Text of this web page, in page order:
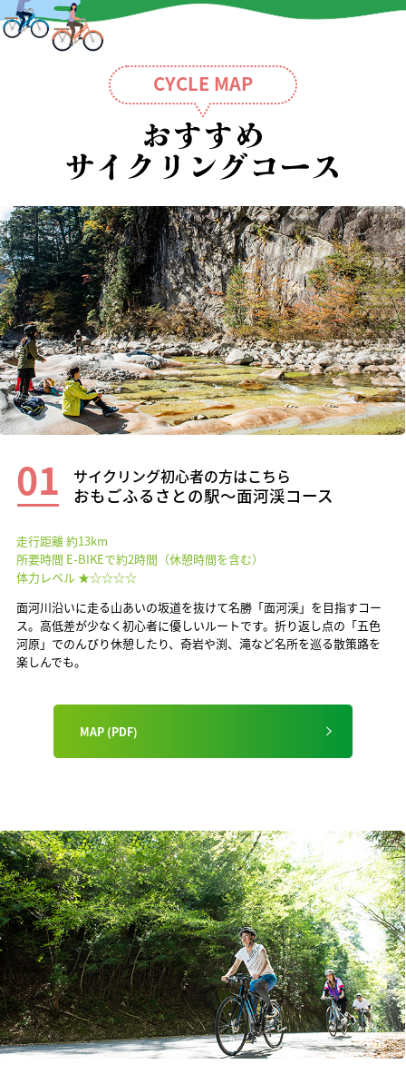
CYCLE MAP
おすすめ
サイクリングコース
01 サイクリング初心者の方はこちら
おもごふるさとの駅〜面河渓コース
走行距離 約13km
所要時間 E-BIKEで約2時間（休憩時間を含む）
体力レベル ★☆☆☆☆
面河川沿いに走る山あいの坂道を抜けて名勝「面河渓」を目指すコー
ス。高低差が少なく初心者に優しいルートです。折り返し点の「五色
河原」でのんびり休憩したり、奇岩や渕、滝など名所を巡る散策路を
楽しんでも。
MAP (PDF)